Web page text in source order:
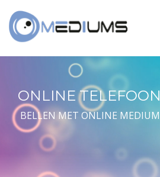
ONLINE
BELLEN MET ONLINE